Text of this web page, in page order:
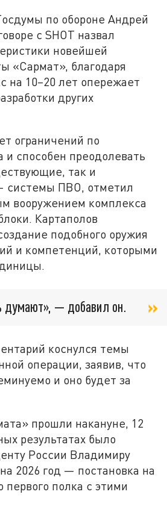
по обороне Андрей
с SHOT назвал
новейшей
«Сармат», благодаря
на 10–20 лет опережает
других
ограничений по
и способен преодолевать
так и
системы ПВО, отметил
вооружением комплекса
Картаполов
подобного оружия
и компетенций, которыми
думают», — добавил он.
коснулся темы
операции, заявив, что
и оно будет за
прошли накануне, 12
результатах было
России Владимиру
2026 год — постановка на
первого полка с этими